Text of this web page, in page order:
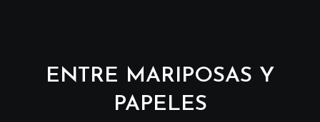
ENTRE MARIPOSAS Y
PAPELES